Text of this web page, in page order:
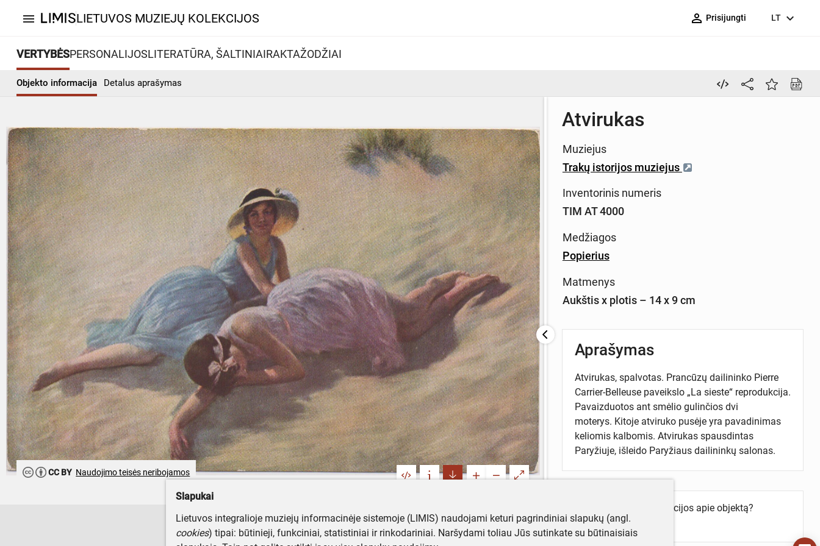
menu LIETUVOS MUZIEJŲ KOLEKCIJOS person_outline Prisijungti LT expand_more
VERTYBĖSPERSONALIJOSLITERATŪRA, ŠALTINIAIRAKTAŽODŽIAI
Objekto informacija Detalus aprašymas
CC BY Naudojimo teisės neribojamos
Atvirukas
Muziejus
Trakų istorijos muziejus
Inventorinis numeris
TIM AT 4000
Medžiagos
Popierius
Matmenys
Aukštis x plotis – 14 x 9 cm
Aprašymas
Atvirukas, spalvotas. Prancūzų dailininko Pierre
Carrier-Belleuse paveikslo „La sieste“ reprodukcija.
Pavaizduotos ant smėlio gulinčios dvi
moterys. Kitoje atviruko pusėje yra pavadinimas
keliomis kalbomis. Atvirukas spausdintas
Paryžiuje, išleido Paryžiaus dailininkų salonas.
Turite daugiau informacijos apie objektą?
Parašykite mums!
Slapukai
Lietuvos integralioje muziejų informacinėje sistemoje (LIMIS) naudojami keturi pagrindiniai slapukų (angl.
cookies) tipai: būtinieji, funkciniai, statistiniai ir rinkodariniai. Naršydami toliau Jūs sutinkate su būtinaisiais